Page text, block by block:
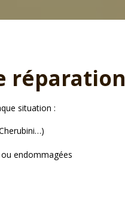
réparation
situation :
endommagées